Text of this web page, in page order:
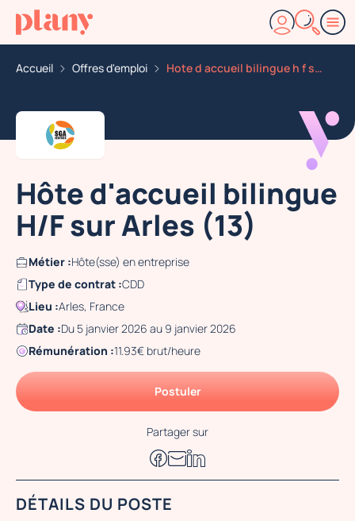
Accueil Offres d'emploi Hote d accueil bilingue h f sur arles 13
Hôte d'accueil bilingue
H/F sur Arles (13)
Métier :Hôte(sse) en entreprise
Type de contrat :CDD
Lieu :Arles, France
Date :Du 5 janvier 2026 au 9 janvier 2026
Rémunération :11.93€ brut/heure
Postuler
Partager sur
DÉTAILS DU POSTE